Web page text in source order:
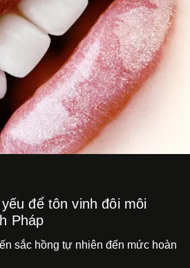
để tôn vinh đôi môi
Pháp
sắc hồng tự nhiên đến mức hoàn